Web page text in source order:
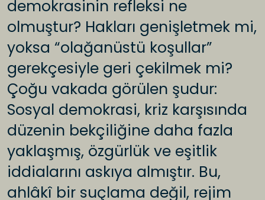
demokrasinin refleksi ne
olmuştur? Hakları genişletmek mi,
yoksa “olağanüstü koşullar”
gerekçesiyle geri çekilmek mi?
Çoğu vakada görülen şudur:
Sosyal demokrasi, kriz karşısında
düzenin bekçiliğine daha fazla
yaklaşmış, özgürlük ve eşitlik
iddialarını askıya almıştır. Bu,
ahlâkî bir suçlama değil, rejim